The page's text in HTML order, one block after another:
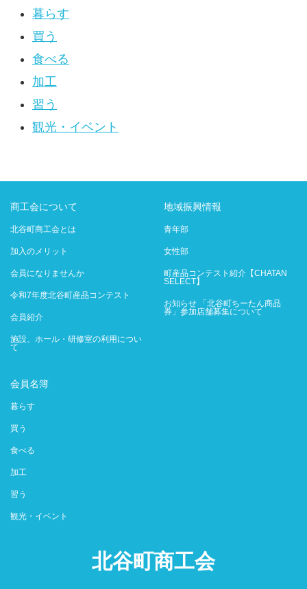
暮らす
買う
食べる
加工
習う
観光・イベント
商工会について
北谷町商工会とは
加入のメリット
会員になりませんか
令和7年度北谷町産品コンテスト
会員紹介
施設、ホール・研修室の利用につい
て
地域振興情報
青年部
女性部
町産品コンテスト紹介【CHATAN
SELECT】
お知らせ 「北谷町ちーたん商品
券」参加店舗募集について
会員名簿
暮らす
買う
食べる
加工
習う
観光・イベント
北谷町商工会